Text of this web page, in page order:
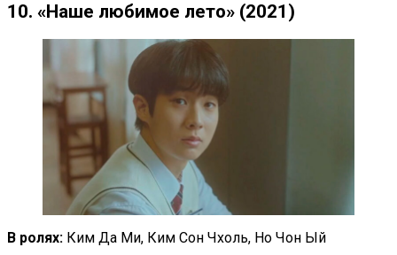
10. «Наше любимое лето» (2021)
В ролях: Ким Да Ми, Ким Сон Чхоль, Но Чон Ый